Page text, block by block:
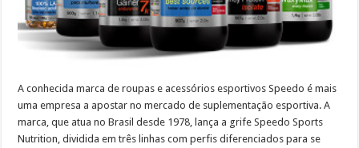
A conhecida marca de roupas e acessórios esportivos Speedo é mais
uma empresa a apostar no mercado de suplementação esportiva. A
marca, que atua no Brasil desde 1978, lança a grife Speedo Sports
Nutrition, dividida em três linhas com perfis diferenciados para se